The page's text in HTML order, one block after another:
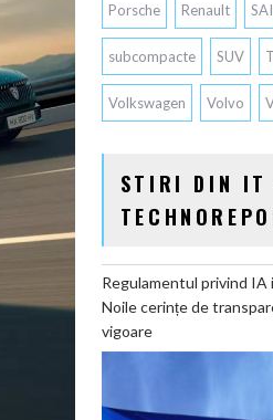
Porsche Renault
subcompacte SUV
Volkswagen Volvo
STIRI DIN IT
Regulamentul privind
Noile cerințe de
vigoare